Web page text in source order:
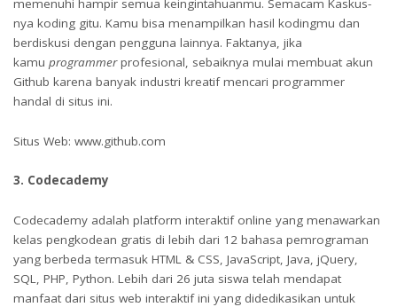
memenuhi hampir semua keingintahuanmu. Semacam Kaskus-
nya koding gitu. Kamu bisa menampilkan hasil kodingmu dan
berdiskusi dengan pengguna lainnya. Faktanya, jika
kamu programmerprofesional, sebaiknya mulai membuat akun
Github karena banyak industri kreatif mencari programmer
handal di situs ini.
Situs Web: www.github.com
3. Codecademy
Codecademy adalah platform interaktif online yang menawarkan
kelas pengkodean gratis di lebih dari 12 bahasa pemrograman
yang berbeda termasuk HTML & CSS, JavaScript, Java, jQuery,
SQL, PHP, Python. Lebih dari 26 juta siswa telah mendapat
manfaat dari situs web interaktif ini yang didedikasikan untuk